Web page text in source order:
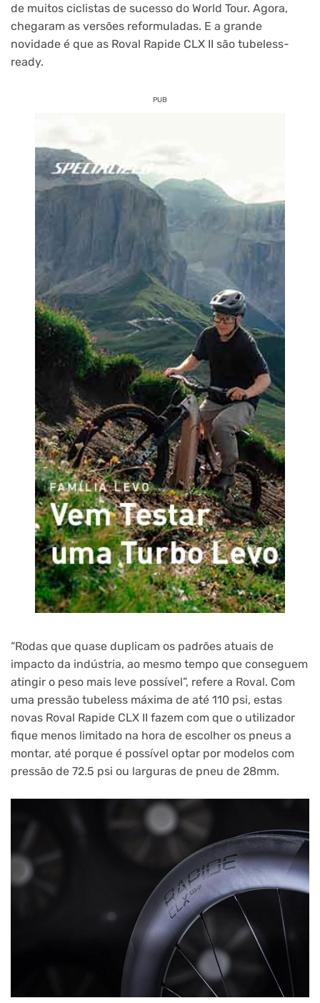
de muitos ciclistas de sucesso do World Tour. Agora,
chegaram as versões reformuladas. E a grande
novidade é que as Roval Rapide CLX II são tubeless-
ready.
PUB
“Rodas que quase duplicam os padrões atuais de
impacto da indústria, ao mesmo tempo que conseguem
atingir o peso mais leve possível”, refere a Roval. Com
uma pressão tubeless máxima de até 110 psi, estas
novas Roval Rapide CLX II fazem com que o utilizador
fique menos limitado na hora de escolher os pneus a
montar, até porque é possível optar por modelos com
pressão de 72.5 psi ou larguras de pneu de 28mm.